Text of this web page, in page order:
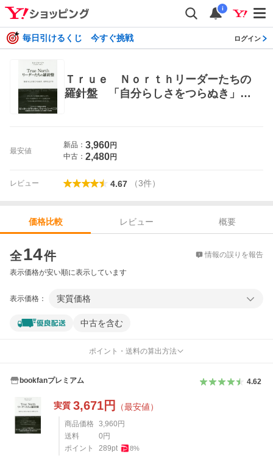
i
毎日引けるくじ 今すぐ挑戦 ログイン
Ｔｒｕｅ Ｎｏｒｔｈリーダーたちの
羅針盤 「自分らしさをつらぬき」成
最安値
新品： 3,960円
中古： 2,480円
レビュー 4.67 （3件）
価格比較 レビュー
概要
全14件 情報の誤りを報告
表示価格が安い順に表示しています
表示価格： 実質価格
中古を含む
ポイント・送料の算出方法
bookfanプレミアム 4.62
実質 3,671円 （最安値）
商品価格 3,960 円
送料
0 円
ポイント
289pt 8%